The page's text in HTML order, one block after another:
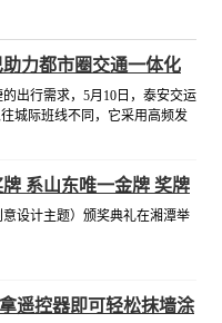
力都市圈交通一体化
出行需求，5月10日，泰安交运
城际班线不同，它采用高频发
走”，告别了等车焦虑。
系山东唯一金牌 奖牌
设计主题）颁奖典礼在湘潭举
遥控器即可轻松抹墙涂